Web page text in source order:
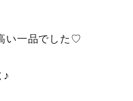
い一品でした♡